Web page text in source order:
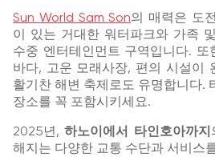
Sun World Sam Son의 매력은 도
이 있는 거대한 워터파크와 가족
수중 엔터테인먼트 구역입니다.
바다, 고운 모래사장, 편의 시설이
활기찬 해변 축제로도 유명합니다.
장소를 꼭 포함시키세요.
2025년,하노이에서 타인호아까지
해지는 다양한 교통 수단과 서비스